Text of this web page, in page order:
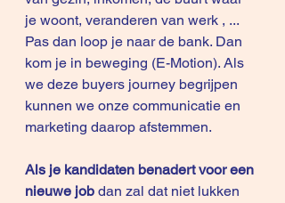
je woont, veranderen van werk , ...
Pas dan loop je naar de bank. Dan
kom je in beweging (E-Motion). Als
we deze buyers journey begrijpen
kunnen we onze communicatie en
marketing daarop afstemmen.
Als je kandidaten benadert voor een
nieuwe job dan zal dat niet lukken